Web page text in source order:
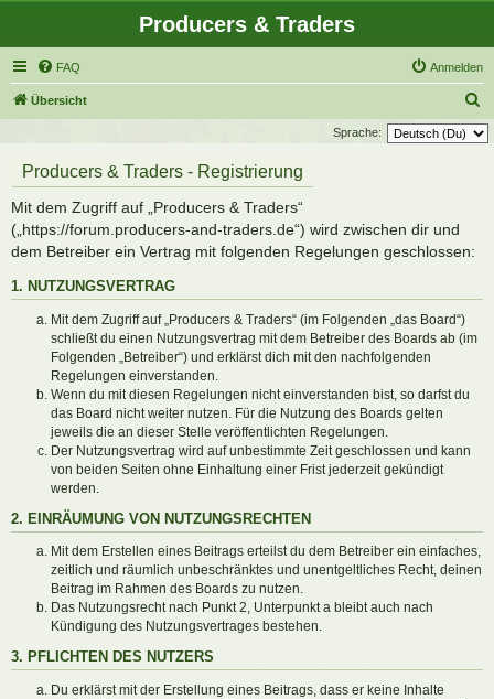
Producers & Traders
FAQ Anmelden
Übersicht
u
Sprache:
Producers & Traders - Registrierung
Mit dem Zugriff auf „Producers & Traders“
(„https://forum.producers-and-traders.de“) wird zwischen dir und
dem Betreiber ein Vertrag mit folgenden Regelungen geschlossen:
1. NUTZUNGSVERTRAG
Mit dem Zugriff auf „Producers & Traders“ (im Folgenden „das Board“)
schließt du einen Nutzungsvertrag mit dem Betreiber des Boards ab (im
Folgenden „Betreiber“) und erklärst dich mit den nachfolgenden
Regelungen einverstanden.
Wenn du mit diesen Regelungen nicht einverstanden bist, so darfst du
das Board nicht weiter nutzen. Für die Nutzung des Boards gelten
jeweils die an dieser Stelle veröffentlichten Regelungen.
Der Nutzungsvertrag wird auf unbestimmte Zeit geschlossen und kann
von beiden Seiten ohne Einhaltung einer Frist jederzeit gekündigt
werden.
2. EINRÄUMUNG VON NUTZUNGSRECHTEN
Mit dem Erstellen eines Beitrags erteilst du dem Betreiber ein einfaches,
zeitlich und räumlich unbeschränktes und unentgeltliches Recht, deinen
Beitrag im Rahmen des Boards zu nutzen.
Das Nutzungsrecht nach Punkt 2, Unterpunkt a bleibt auch nach
Kündigung des Nutzungsvertrages bestehen.
3. PFLICHTEN DES NUTZERS
Du erklärst mit der Erstellung eines Beitrags, dass er keine Inhalte